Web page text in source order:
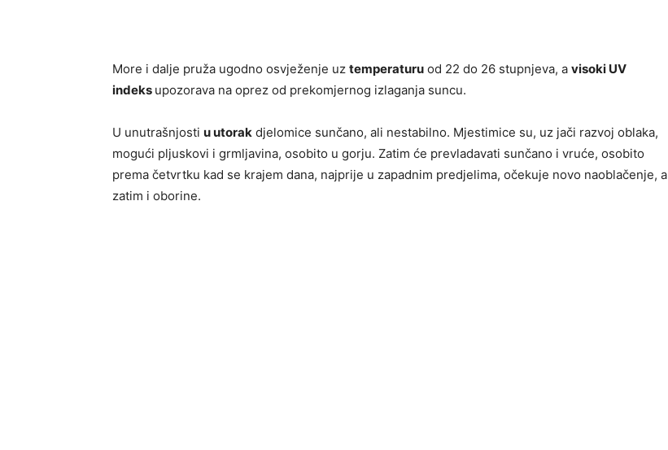
More i dalje pruža ugodno osvježenje uz temperaturu od 22 do 26 stupnjeva, a visoki UV
indeks upozorava na oprez od prekomjernog izlaganja suncu.
U unutrašnjosti u utorak djelomice sunčano, ali nestabilno. Mjestimice su, uz jači razvoj oblaka,
mogući pljuskovi i grmljavina, osobito u gorju. Zatim će prevladavati sunčano i vruće, osobito
prema četvrtku kad se krajem dana, najprije u zapadnim predjelima, očekuje novo naoblačenje, a
zatim i oborine.